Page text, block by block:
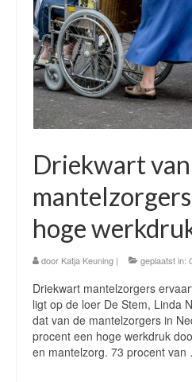
Driekwart
hoge
door Katja Keuning | geplaatst in:
Driekwart mantelzorgers
ligt op de loer De Stem, Linda
dat van de mantelzorgers in
procent een hoge werkdruk
en mantelzorg. 73 procent